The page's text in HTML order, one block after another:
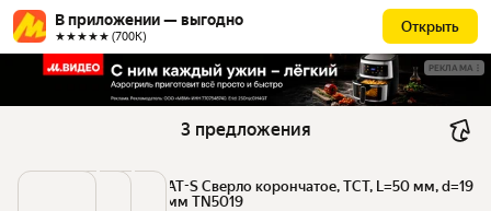
В приложении — выгодно
★★★★★ (700К)
Открыть
РЕКЛАМА
3 предложения
AT-S Сверло корончатое, TCT, L=50 мм, d=19
мм TN5019